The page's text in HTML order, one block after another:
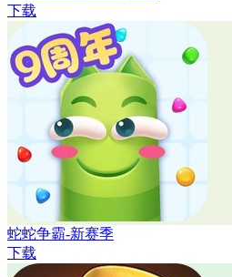
下载
蛇蛇争霸-新赛季
下载